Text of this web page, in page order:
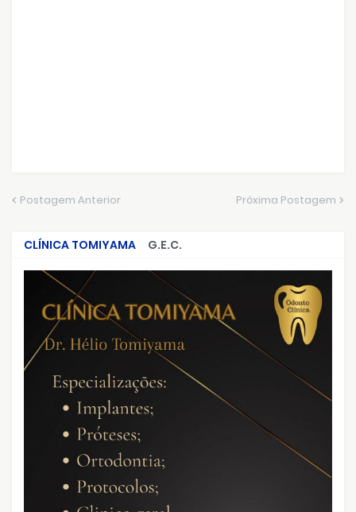
Postagem Anterior Próxima Postagem
CLÍNICA TOMIYAMA
G.E.C.
CRIMES QUE ABALARAM O BRASIL